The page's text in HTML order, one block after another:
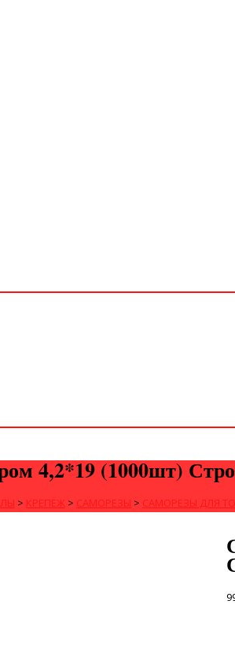
4,2*19 (1000шт)
> КРЕПЁЖ > САМОРЕЗЫ > САМОРЕЗЫ ДЛЯ